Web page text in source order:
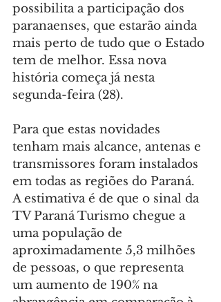
possibilita a participação dos
paranaenses, que estarão ainda
mais perto de tudo que o Estado
tem de melhor. Essa nova
história começa já nesta
segunda-feira (28).
Para que estas novidades
tenham mais alcance, antenas e
transmissores foram instalados
em todas as regiões do Paraná.
A estimativa é de que o sinal da
TV Paraná Turismo chegue a
uma população de
aproximadamente 5,3 milhões
de pessoas, o que representa
um aumento de 190% na